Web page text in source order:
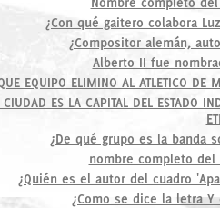
¿Con qué gaitero colabora
¿Compositor alemán,
Alberto II fue
EQUIPO ELIMINO AL ATLETICO DE
CIUDAD ES LA CAPITAL DEL ESTADO
¿De qué grupo es la banda
nombre completo del
¿Quién es el autor del cuadro
¿Como se dice la letra